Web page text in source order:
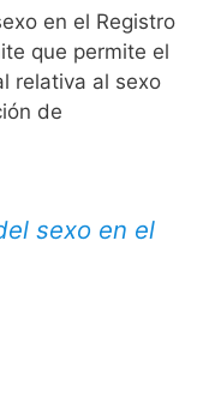
en el Registro
que permite el
relativa al sexo
de
sexo en el